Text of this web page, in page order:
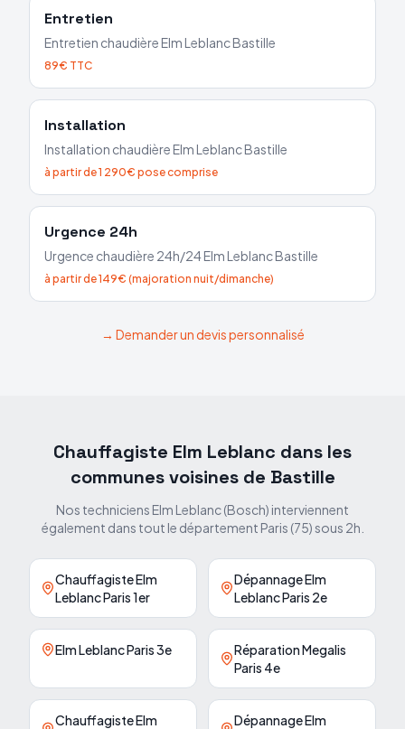
Entretien
Entretien chaudièreElm LeblancBastille
89€ TTC
Installation
Installation chaudièreElm LeblancBastille
à partir de 1 290€ pose comprise
Urgence 24h
Urgence chaudière 24h/24Elm LeblancBastille
à partir de 149€ (majoration nuit/dimanche)
→ Demander un devis personnalisé
Chauffagiste Elm Leblanc dans les
communes voisines de Bastille
Nos techniciens Elm Leblanc (Bosch) interviennent
également dans tout le département Paris (75) sous 2h.
Chauffagiste Elm
Leblanc Paris 1er
Dépannage Elm
Leblanc Paris 2e
Elm Leblanc Paris 3e
Réparation Megalis
Paris 4e
Chauffagiste Elm
Dépannage Elm